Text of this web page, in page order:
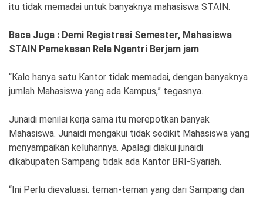
2026
News
Indonesia
.
Reserve
itu tidak memadai untuk banyaknya mahasiswa STAIN.
Baca Juga : Demi Registrasi Semester, Mahasiswa
STAIN Pamekasan Rela Ngantri Berjam jam
“Kalo hanya satu Kantor tidak memadai, dengan banyaknya
jumlah Mahasiswa yang ada Kampus,” tegasnya.
Junaidi menilai kerja sama itu merepotkan banyak
Mahasiswa. Junaidi mengakui tidak sedikit Mahasiswa yang
menyampaikan keluhannya. Apalagi diakui junaidi
dikabupaten Sampang tidak ada Kantor BRI-Syariah.
“Ini Perlu dievaluasi. teman-teman yang dari Sampang dan